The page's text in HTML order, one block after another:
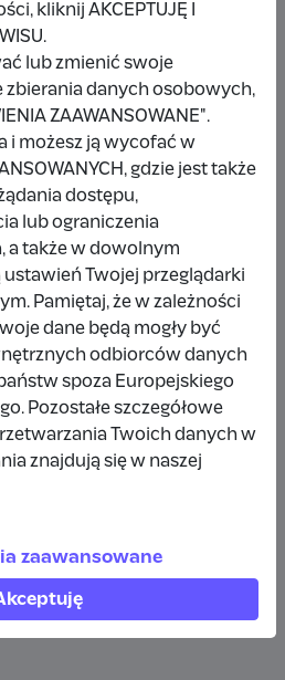
miesiąc temu
Wordpress
7 miesięcy temu
rok temu
rok temu
więcej
kliknij AKCEPTUJĘ I
lub zmienić swoje
zbierania danych osobowych,
ZAAWANSOWANE".
i możesz ją wycofać w
gdzie jest także
dostępu,
lub ograniczenia
a także w dowolnym
Twojej przeglądarki
Pamiętaj, że w zależności
dane będą mogły być
odbiorców danych
spoza Europejskiego
Pozostałe szczegółowe
Twoich danych w
znajdują się w naszej
zaawansowane